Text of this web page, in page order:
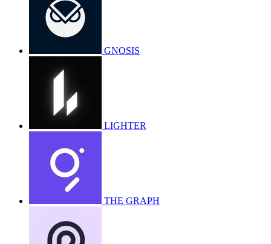
GNOSIS
LIGHTER
THE GRAPH